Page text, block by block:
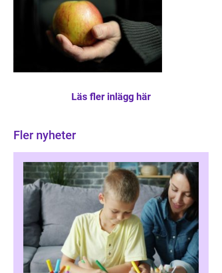
Läs fler inlägg här
Fler nyheter